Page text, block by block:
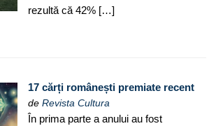
rezultă că 42% […]
17 cărți românești premiate recent
deRevista Cultura
În prima parte a anului au fost